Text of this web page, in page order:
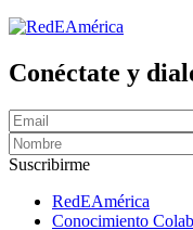
Conéctate y
Suscribirme
RedEAmérica
Conocimiento